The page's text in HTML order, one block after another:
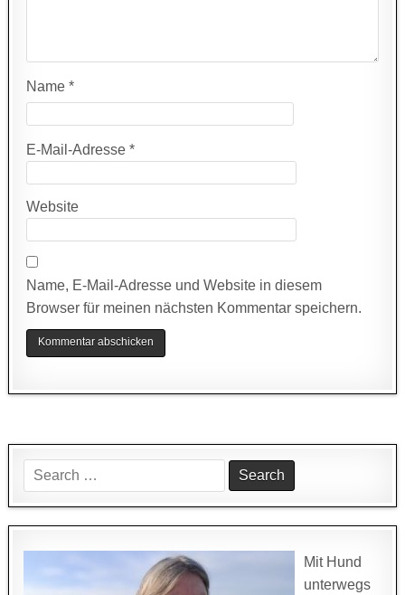
Name*
E-Mail-Adresse*
Website
Name, E-Mail-Adresse und Website in diesem
Browser für meinen nächsten Kommentar speichern.
Search
for:
Mit Hund
unterwegs